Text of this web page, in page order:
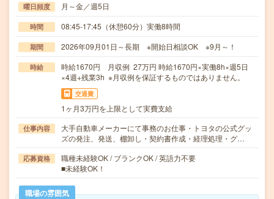
曜日頻度 月～金／週5日
時間 08:45-17:45（休憩60分）実働8時間
期間 2026年09月01日～長期 ※開始日相談OK ※9月～！
時給
時給1670円 月収例 27万円 時給1670円×実働8h×週5日
×4週+残業3h ※月収例を保証するものではありません。
交通費
1ヶ月3万円を上限として実費支給
仕事内容
大手自動車メーカーにて事務のお仕事・トヨタの公式グッ
ズの発注、発送、棚卸し・契約書作成・経理処理・グ…
応募資格
職種未経験OK / ブランクOK / 英語力不要
■未経験OK！
職場の雰囲気